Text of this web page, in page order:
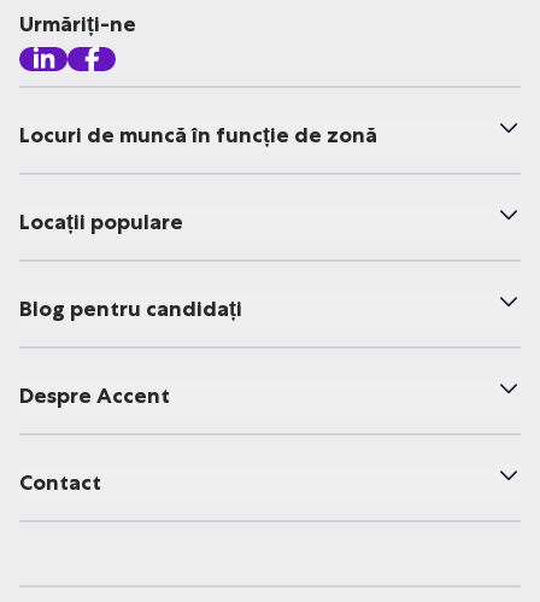
Urmăriți-ne
Locuri de muncă în funcție de zonă
Locații populare
Blog pentru candidați
Despre Accent
Contact